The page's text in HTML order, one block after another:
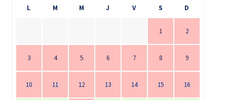
L M M J V S D
1 2
3 4 5 6 7 8 9
10 11 12 13 14 15 16